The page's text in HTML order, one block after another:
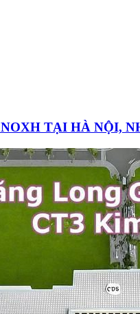
TẠI HÀ NỘI,